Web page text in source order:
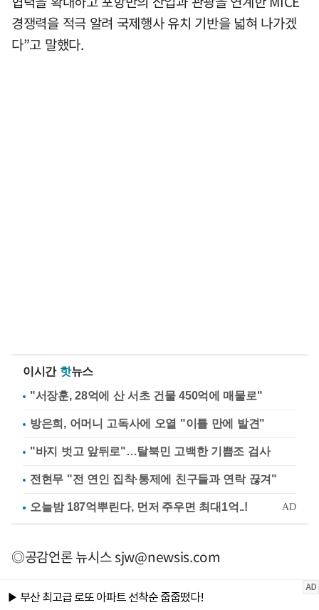
경쟁력을 적극 알려 국제행사 유치 기반을 넓혀 나가겠
다”고 말했다.
이시간 핫뉴스
"서장훈, 28억에 산 서초 건물 450억에 매물로"
방은희, 어머니 고독사에 오열 "이틀 만에 발견"
"바지 벗고 앞뒤로"…탈북민 고백한 기쁨조 검사
전현무 "전 연인 집착·통제에 친구들과 연락 끊겨"
◎공감언론 뉴시스sjw@newsis.com